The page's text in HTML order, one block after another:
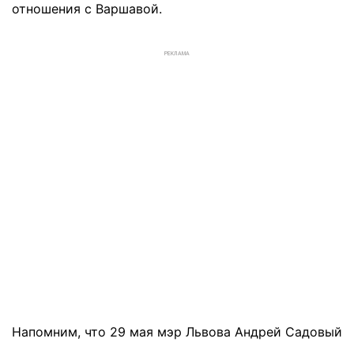
отношения с Варшавой.
РЕКЛАМА
Напомним, что 29 мая мэр Львова Андрей Садовый